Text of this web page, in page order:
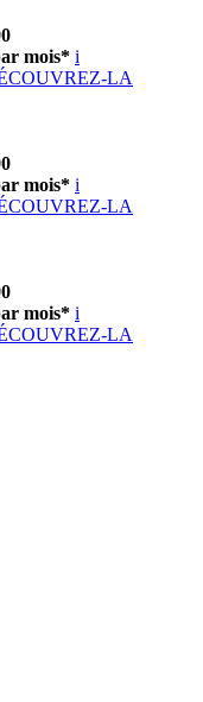
mois* i
LA
mois* i
LA
mois* i
LA